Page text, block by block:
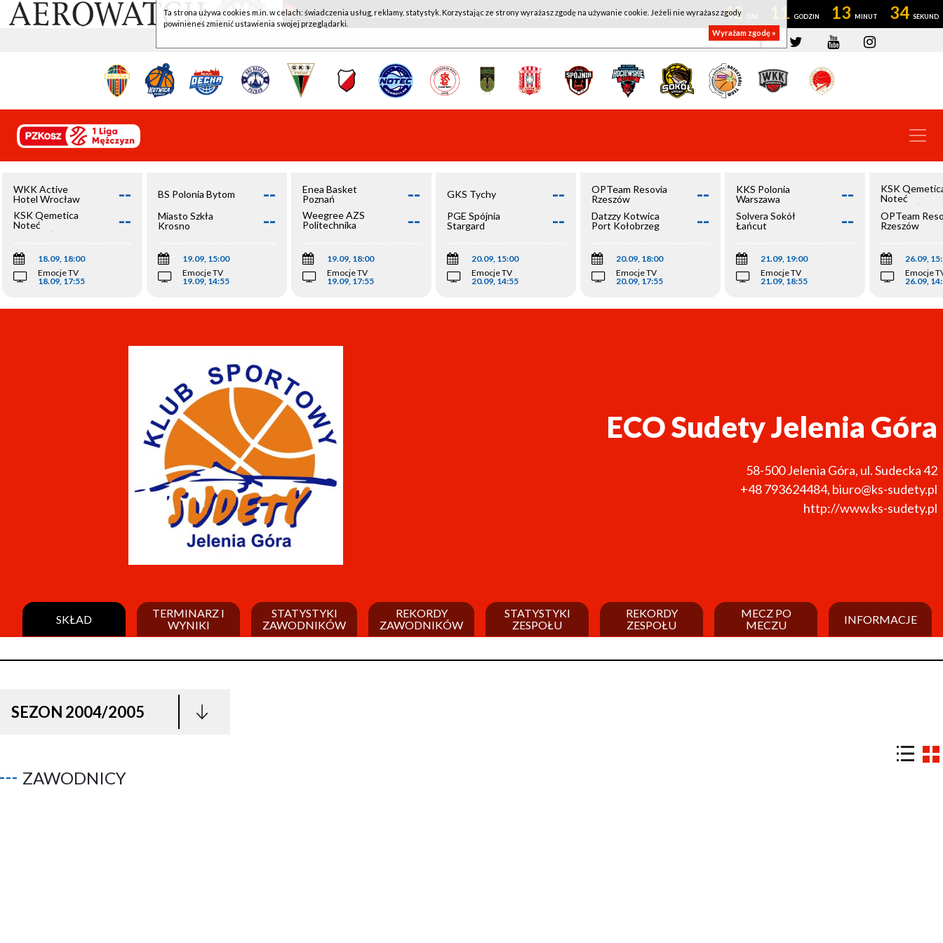
WKK ACTIVE HOTEL WROCŁAW - KSK QEMETICA NOTEĆ INOWROCŁAW 42 11 13 33
WKK Active
Hotel Wrocław
--
KSK Qemetica
Noteć
Inowrocław
--
18.09, 18:00
Emocje TV
18.09, 17:55
BS Polonia Bytom --
Miasto Szkła
Krosno
--
19.09, 15:00
Emocje TV
19.09, 14:55
Enea Basket
Poznań
--
Weegree AZS
Politechnika
--
19.09, 18:00
Emocje TV
19.09, 17:55
GKS Tychy --
PGE Spójnia
Stargard
--
20.09, 15:00
Emocje TV
20.09, 14:55
OPTeam Resovia
Rzeszów
--
Datzzy Kotwica
Port Kołobrzeg
--
20.09, 18:00
Emocje TV
20.09, 17:55
KKS Polonia
Warszawa
--
Solvera Sokół
Łańcut
--
21.09, 19:00
Emocje TV
21.09, 18:55
KSK
Noteć
Inowrocław
OPTeam
Rzeszów
26.09,
Emocje
26.09,
ECO Sudety Jelenia Góra
58-500Jelenia Góra, ul. Sudecka 42
+48 793624484, biuro@ks-sudety.pl
http://www.ks-sudety.pl
SKŁAD
TERMINARZ I
WYNIKI
STATYSTYKI
ZAWODNIKÓW
REKORDY
ZAWODNIKÓW
STATYSTYKI
ZESPOŁU
REKORDY
ZESPOŁU
MECZ PO
MECZU
INFORMACJE
SEZON 2004/2005
ZAWODNICY
Ta strona używa cookies m.in. w celach: świadczenia usług, reklamy, statystyk. Korzystając ze strony wyrażasz zgodę na używanie cookie. Jeżeli nie wyrażasz zgody
powinieneś zmienić ustawienia swojej przeglądarki.
Wyrażam zgodę »